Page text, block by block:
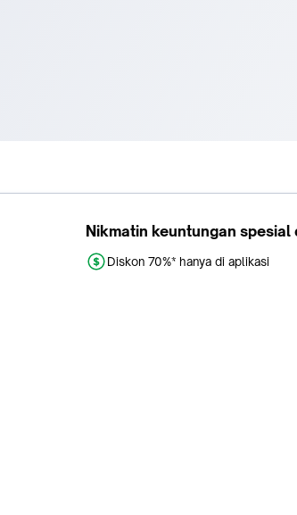
Nikmatin keuntungan spesial
Diskon 70%* hanya di aplikasi